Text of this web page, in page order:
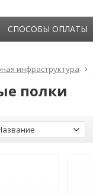
СПОСОБЫ ОПЛАТЫ
инфраструктура
полки